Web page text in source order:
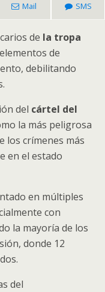
Mail SMS
de la tropa
de
debilitando
del cártel del
la más peligrosa
los crímenes más
en el estado
en múltiples
con
la mayoría de los
donde 12
del